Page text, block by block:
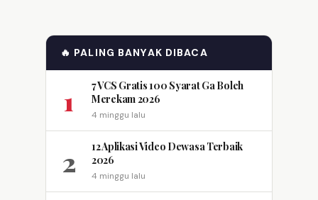
🔥 PALING BANYAK DIBACA
1
7 VCS Gratis 100 Syarat Ga Boleh
Merekam 2026
4 minggu lalu
2
12 Aplikasi Video Dewasa Terbaik
2026
4 minggu lalu